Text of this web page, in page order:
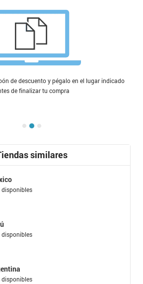
de descuento y pégalo en el lugar indicado
de finalizar tu compra
similares
disponibles
disponibles
disponibles